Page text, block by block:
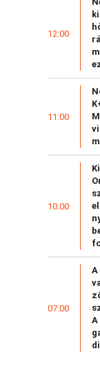
12:00
11:00
10:00
07:00